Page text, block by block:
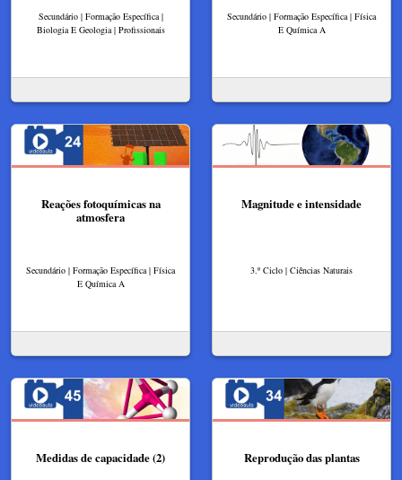
Secundário | Formação Específica |
Biologia E Geologia | Profissionais
Secundário | Formação Específica | Física
E Química A
Reações fotoquímicas na
atmosfera
Secundário | Formação Específica | Física
E Química A
Magnitude e intensidade
3.º Ciclo | Ciências Naturais
Medidas de capacidade (2) Reprodução das plantas